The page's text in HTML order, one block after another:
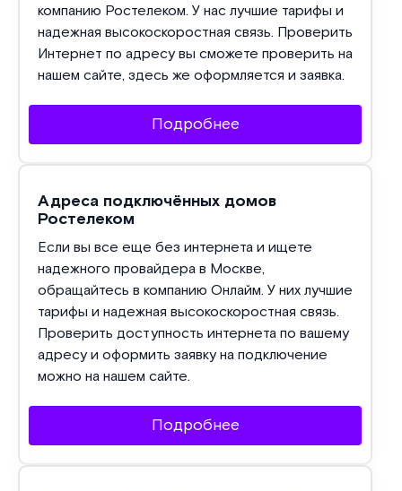
компанию Ростелеком. У нас лучшие тарифы и
надежная высокоскоростная связь. Проверить
Интернет по адресу вы сможете проверить на
нашем сайте, здесь же оформляется и заявка.
Подробнее
Адреса подключённых домов
Ростелеком
Если вы все еще без интернета и ищете
надежного провайдера в Москве,
обращайтесь в компанию Онлайм. У них лучшие
тарифы и надежная высокоскоростная связь.
Проверить доступность интернета по вашему
адресу и оформить заявку на подключение
можно на нашем сайте.
Подробнее